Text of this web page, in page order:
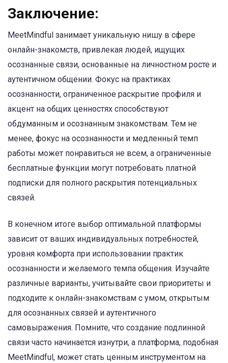
Заключение:
MeetMindful занимает уникальную нишу в сфере
онлайн-знакомств, привлекая людей, ищущих
осознанные связи, основанные на личностном росте и
аутентичном общении. Фокус на практиках
осознанности, ограниченное раскрытие профиля и
акцент на общих ценностях способствуют
обдуманным и осознанным знакомствам. Тем не
менее, фокус на осознанности и медленный темп
работы может понравиться не всем, а ограниченные
бесплатные функции могут потребовать платной
подписки для полного раскрытия потенциальных
связей.
В конечном итоге выбор оптимальной платформы
зависит от ваших индивидуальных потребностей,
уровня комфорта при использовании практик
осознанности и желаемого темпа общения. Изучайте
различные варианты, учитывайте свои приоритеты и
подходите к онлайн-знакомствам с умом, открытым
для осознанных связей и аутентичного
самовыражения. Помните, что создание подлинной
связи часто начинается изнутри, а платформа, подобная
MeetMindful, может стать ценным инструментом на